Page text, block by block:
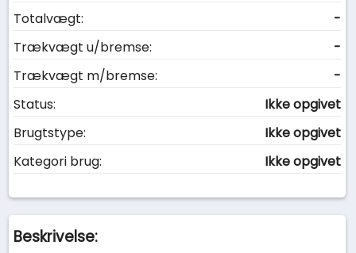
Totalvægt:
-
Trækvægt u/bremse:
-
Trækvægt m/bremse:
-
Status:
Ikke opgivet
Brugtstype:
Ikke opgivet
Kategori brug:
Ikke opgivet
Beskrivelse: